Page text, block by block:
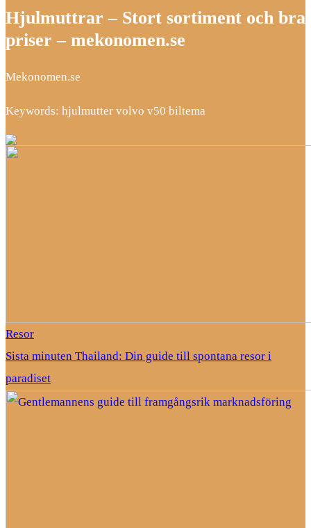
Hjulmuttrar – Stort sortiment och bra
priser – mekonomen.se
Mekonomen.se
Keywords: hjulmutter volvo v50 biltema
Resor
Sista minuten Thailand: Din guide till spontana resor i
paradiset